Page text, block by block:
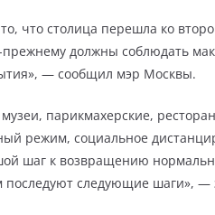
что столица перешла ко
должны соблюдать
— сообщил мэр Москвы.
парикмахерские,
режим, социальное
шаг к возвращению
последуют следующие шаги»,